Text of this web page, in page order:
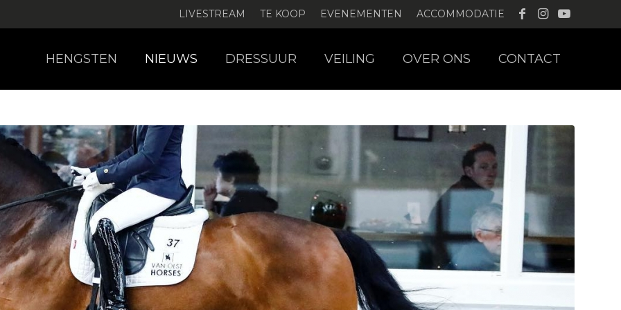
LIVESTREAM TE KOOP EVENEMENTEN ACCOMMODATIE
HENGSTEN NIEUWS DRESSUUR VEILING OVER ONS CONTACT